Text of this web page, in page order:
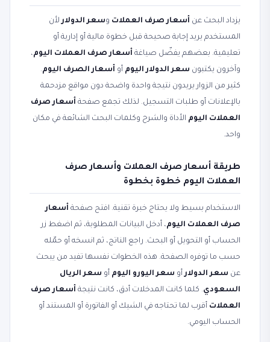
يزداد البحث عن أسعار صرف العملات وسعر الدولارلأن
المستخدم يريد إجابة صحيحة قبل خطوة مالية أو إدارية أو
تعليمية. بعضهم يفضّل صياغة أسعار صرف العملات اليوم،
وآخرون يكتبون سعر الدولار اليوم أو أسعار الصرف اليوم.
كثير من الزوار يريدون نتيجة واحدة واضحة دون مواقع مزدحمة
بالإعلانات أو طلبات التسجيل. لذلك تجمع صفحة أسعار صرف
العملات اليوم الأداة والشرح وكلمات البحث الشائعة في مكان
واحد.
طريقة أسعار صرف العملات وأسعار صرف
العملات اليوم خطوة بخطوة
الاستخدام بسيط ولا يحتاج خبرة تقنية. افتح صفحة أسعار
صرف العملات اليوم، أدخل البيانات المطلوبة، ثم اضغط زر
الحساب أو التحويل أو البحث. راجع الناتج، ثم انسخه أو حمّله
حسب ما توفره الصفحة. هذه الخطوات نفسها تفيد من يبحث
عن سعر الدولارأو سعر اليورو اليوم أو سعر الريال
السعودي. كلما كانت المدخلات أدق، كانت نتيجة أسعار صرف
العملات أقرب لما تحتاجه في الشيك أو الفاتورة أو المستند أو
الحساب اليومي.